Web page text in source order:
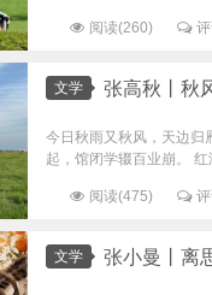
阅读(260)
文学 张高秋丨秋
今日秋雨又秋风，天边归
起，馆闭学辍百业崩。
阅读(475)
文学 张小曼丨离